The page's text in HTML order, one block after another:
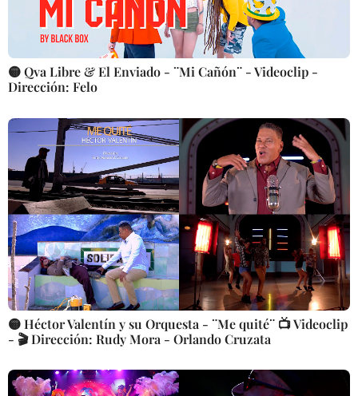
🟡 Qva Libre & El Enviado - ¨Mi Cañón¨ - Videoclip -
Dirección: Felo
🟡 Héctor Valentín y su Orquesta - ¨Me quité¨ 📺 Videoclip
- 🎬 Dirección: Rudy Mora - Orlando Cruzata